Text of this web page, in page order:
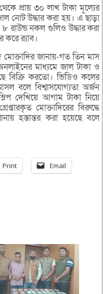
প্রায় ৩০ লাখ টাকা মূল্যের
নোট উদ্ধার করা হয়। এ ছাড়া
রাউন্ড নকল গুলিও উদ্ধার করা
করে র‌্যাব।
মোক্তাদির জানায়-গত তিন মাস
মাধ্যমে জাল টাকা ও
বিক্রি করতো। ভিডিও কলের
বলে বিশ্বাসযোগ্যতা অর্জন
দেখিয়ে আগাম টাকা নিয়ে
মোক্তাদিরের বিরুদ্ধে
হস্তান্তর করা হয়েছে বলে
Print Email